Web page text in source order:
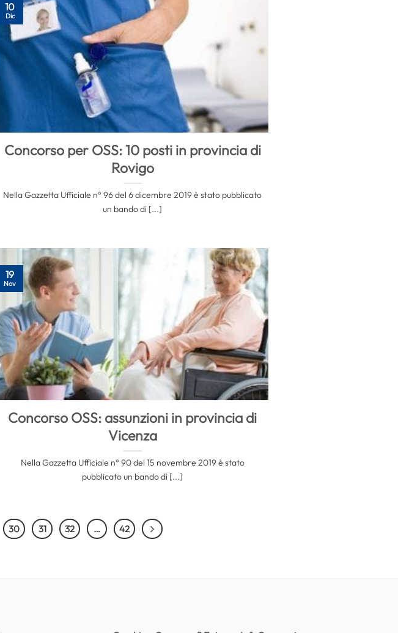
Concorso per OSS: 10 posti in provincia di
Rovigo
Nella Gazzetta Ufficiale n° 96 del 6 dicembre 2019 è stato pubblicato
un bando di [...]
10
Dic
Concorso OSS: assunzioni in provincia di
Vicenza
Nella Gazzetta Ufficiale n° 90 del 15 novembre 2019 è stato
pubblicato un bando di [...]
19
Nov
30 31 32 … 42